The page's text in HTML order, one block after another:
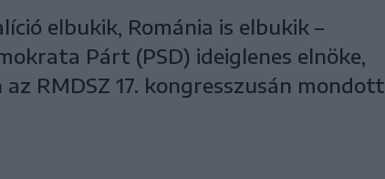
elbukik, Románia is elbukik –
Párt (PSD) ideiglenes elnöke,
RMDSZ 17. kongresszusán mondott